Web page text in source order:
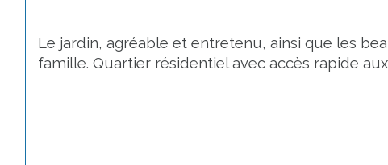
Le jardin, agréable et entretenu, ainsi que les
famille. Quartier résidentiel avec accès rapide aux